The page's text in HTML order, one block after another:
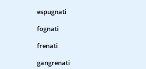
espugnati
fognati
frenati
gangrenati